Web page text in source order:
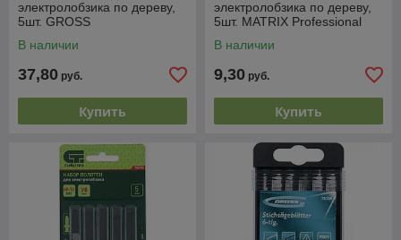
электролобзика по дереву,
5шт. GROSS
В наличии
37,80 руб.
Купить
электролобзика по дереву,
5шт. MATRIX Professional
В наличии
9,30 руб.
Купить